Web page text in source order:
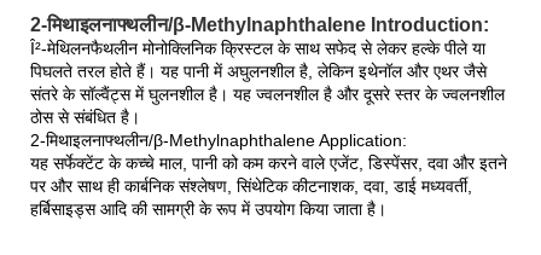
2-मिथाइलनाफ्थलीन/β-Methylnaphthalene Introduction:
Î²-मेथिलनफैथलीन मोनोक्लिनिक क्रिस्टल के साथ सफेद से लेकर हल्के पीले या
पिघलते तरल होते हैं। यह पानी में अघुलनशील है, लेकिन इथेनॉल और एथर जैसे
संतरे के सॉल्वैंट्स में घुलनशील है। यह ज्वलनशील है और दूसरे स्तर के ज्वलनशील
ठोस से संबंधित है।
2-मिथाइलनाफ्थलीन/β-Methylnaphthalene Application:
यह सर्फेक्टेंट के कच्चे माल, पानी को कम करने वाले एजेंट, डिस्पेंसर, दवा और इतने
पर और साथ ही कार्बनिक संश्लेषण, सिंथेटिक कीटनाशक, दवा, डाई मध्यवर्ती,
हर्बिसाइड्स आदि की सामग्री के रूप में उपयोग किया जाता है।